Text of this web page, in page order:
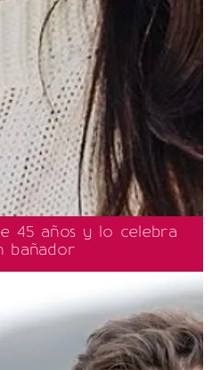
45 años y lo celebra
bañador